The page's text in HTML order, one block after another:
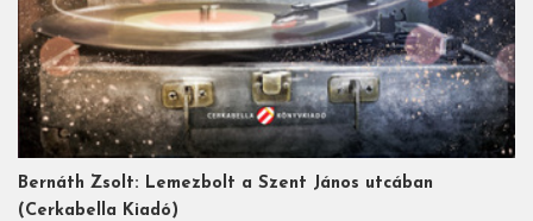
Bernáth Zsolt: Lemezbolt a Szent János utcában
(Cerkabella Kiadó)